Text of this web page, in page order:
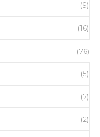
(9)
(16)
(76)
(5)
(7)
(2)